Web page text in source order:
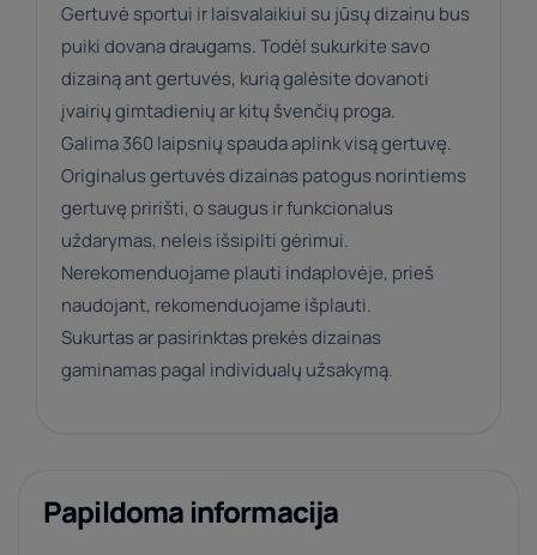
Gertuvė sportui ir laisvalaikiui su jūsų dizainu bus
puiki dovana draugams. Todėl sukurkite savo
dizainą ant gertuvės, kurią galėsite dovanoti
įvairių gimtadienių ar kitų švenčių proga.
Galima 360 laipsnių spauda aplink visą gertuvę.
Originalus gertuvės dizainas patogus norintiems
gertuvę pririšti, o saugus ir funkcionalus
uždarymas, neleis išsipilti gėrimui.
Nerekomenduojame plauti indaplovėje, prieš
naudojant, rekomenduojame išplauti.
Sukurtas ar pasirinktas prekės dizainas
gaminamas pagal individualų užsakymą.
Papildoma informacija